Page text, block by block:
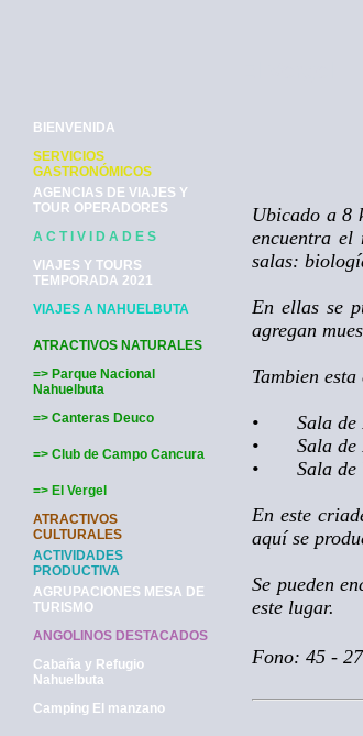
BIENVENIDA
SERVICIOS
GASTRONÓMICOS
AGENCIAS DE VIAJES Y
TOUR OPERADORES
A C T I V I D A D E S
VIAJES Y TOURS
TEMPORADA 2021
VIAJES A NAHUELBUTA
ATRACTIVOS NATURALES
=> Parque Nacional
Nahuelbuta
=> Canteras Deuco
=> Club de Campo Cancura
=> El Vergel
ATRACTIVOS
CULTURALES
ACTIVIDADES
PRODUCTIVA
AGRUPACIONES MESA DE
TURISMO
ANGOLINOS DESTACADOS
Cabaña y Refugio
Nahuelbuta
Camping El manzano
Ubicado a 8
encuentra el
salas:
En ellas se
agregan
Tambien
•
Sala
•
Sala de
•
Sala de
En este
aquí se
Se pueden
este lugar.
Fono: 45 -